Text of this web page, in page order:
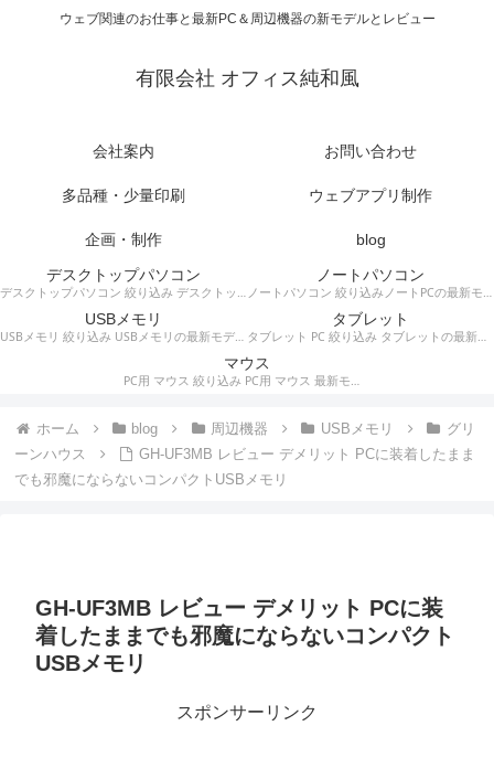
ウェブ関連のお仕事と最新PC＆周辺機器の新モデルとレビュー
有限会社 オフィス純和風
会社案内 お問い合わせ
多品種・少量印刷 ウェブアプリ制作
企画・制作
blog
デスクトップパソコン
デスクトップパソコン 絞り込み デスクトップPCの最新モデルやスペック・仕様に関する情報。
ノートパソコン
ノートパソコン 絞り込みノートPCの最新モデルやスペック・仕様に関する情報。
USBメモリ
USBメモリ 絞り込み USBメモリの最新モデルやスペック・仕様に関する情報。
タブレット
タブレット PC 絞り込み タブレットの最新モデルやスペック・仕様に関する情報。
マウス
PC用 マウス 絞り込み PC用 マウス 最新モデルやスペック・仕様に関する情報。ワイヤレスマウス、有線マウス、接続タイプなど。
ホーム blog 周辺機器 USBメモリ
グリ
ーンハウス
GH-UF3MB レビュー デメリット PCに装着したまま
でも邪魔にならないコンパクトUSBメモリ
GH-UF3MB レビュー デメリット PCに装
着したままでも邪魔にならないコンパクト
USBメモリ
スポンサーリンク